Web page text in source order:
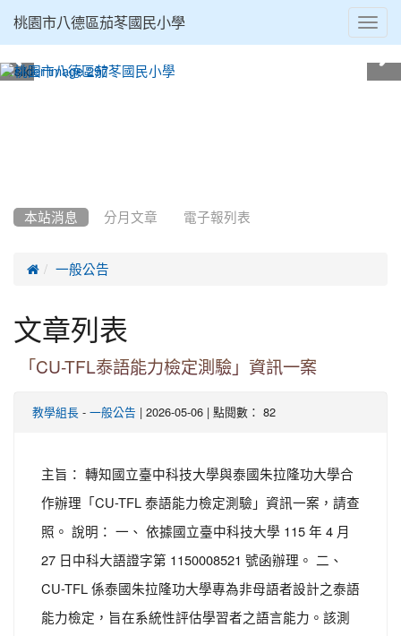
桃園市八德區茄苳國民小學
本站消息 分月文章 電子報列表
 一般公告
文章列表
「CU-TFL泰語能力檢定測驗」資訊一案
教學組長 - 一般公告 | 2026-05-06 | 點閱數： 82
主旨： 轉知國立臺中科技大學與泰國朱拉隆功大學合
作辦理「CU-TFL 泰語能力檢定測驗」資訊一案，請查
照。 說明： 一、 依據國立臺中科技大學 115 年 4 月
27 日中科大語證字第 1150008521 號函辦理。 二、
CU-TFL 係泰國朱拉隆功大學專為非母語者設計之泰語
能力檢定，旨在系統性評估學習者之語言能力。該測